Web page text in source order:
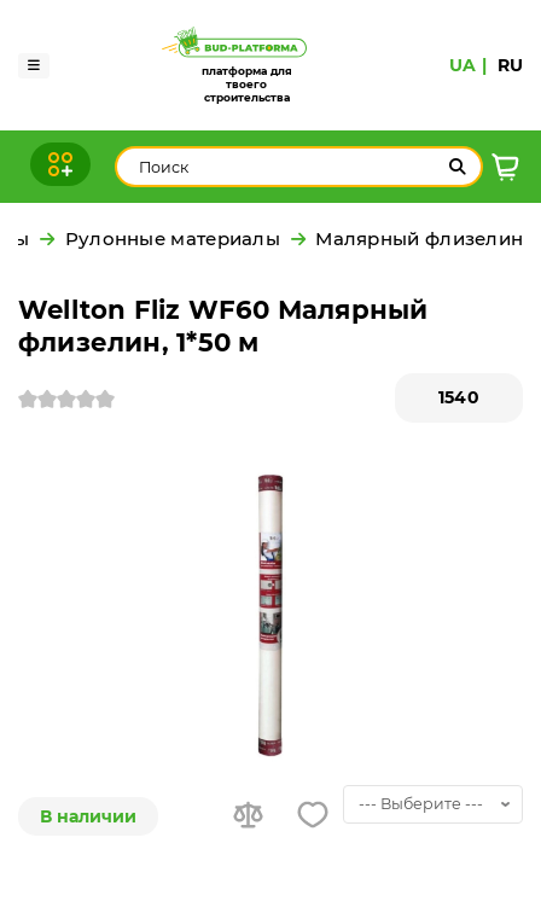
платформа для
твоего
строительства
UA RU
Рулонные материалы Малярный флизелин
Wellton Fliz WF60 Малярный
флизелин, 1*50 м
1540
В наличии